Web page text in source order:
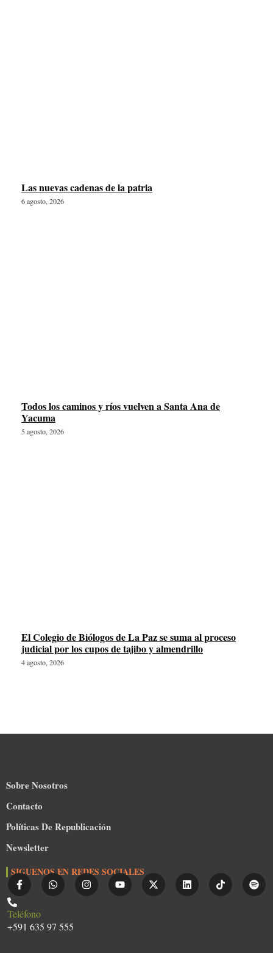
Las nuevas cadenas de la patria
6 agosto, 2026
Todos los caminos y ríos vuelven a Santa Ana de
Yacuma
5 agosto, 2026
El Colegio de Biólogos de La Paz se suma al proceso
judicial por los cupos de tajibo y almendrillo
4 agosto, 2026
Sobre Nosotros
Contacto
Políticas De Republicación
Newsletter
SIGUENOS EN REDES SOCIALES
Teléfono
+591 635 97 555